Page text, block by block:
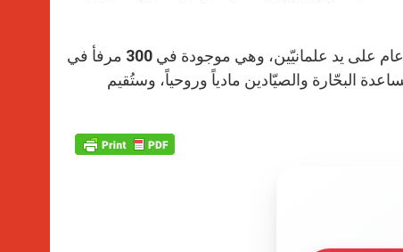
تجدر الإشارة هنا إلى أنّ “راعويّة البحار” تأسّست في اسكتلندا منذ مئة عام على يد علمانيّين، وهي موجودة في 300 مرفأ في
البحّارة والصيّادين مادياً وروحياً، وستُقيم